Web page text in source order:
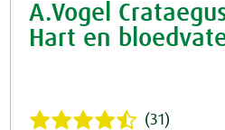
A.Vogel
Hart en
(31)